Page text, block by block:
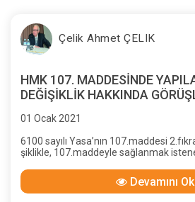
Çelik Ahmet ÇELIK
HMK 107. MADDESİNDE
DEĞİŞİKLİK HAKKINDA
01 Ocak 2021
6100 sayılı Yasa’nın 107.maddesi
şiklikle, 107.maddeyle sağlanmak
kaldırılmış; geç-miş yılların kısmi
âdeta geri dönmüş; gerçeğe ulaşma,
Devamını